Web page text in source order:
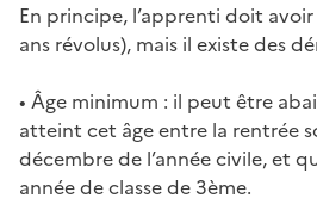
En principe, l’apprenti doit
ans révolus), mais il existe des
• Âge minimum : il peut être
atteint cet âge entre la rentrée
décembre de l’année civile, et
année de classe de 3ème.